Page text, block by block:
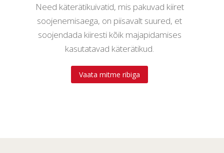
Need käterätikuivatid, mis pakuvad kiiret
soojenemisaega, on piisavalt suured, et
soojendada kiiresti kõik majapidamises
kasutatavad käterätikud.
Vaata mitme ribiga